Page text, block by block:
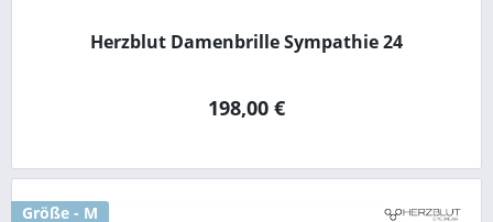
Herzblut Damenbrille Sympathie 24
198,00 €
Größe - M